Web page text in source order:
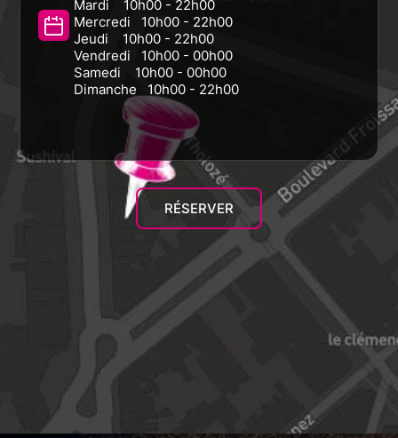
Mardi 10h00 - 22h00
Mercredi 10h00 - 22h00
Jeudi 10h00 - 22h00
Vendredi 10h00 - 00h00
Samedi 10h00 - 00h00
Dimanche 10h00 - 22h00
RÉSERVER